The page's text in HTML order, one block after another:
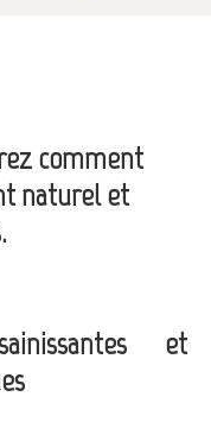
comment
naturel et
et